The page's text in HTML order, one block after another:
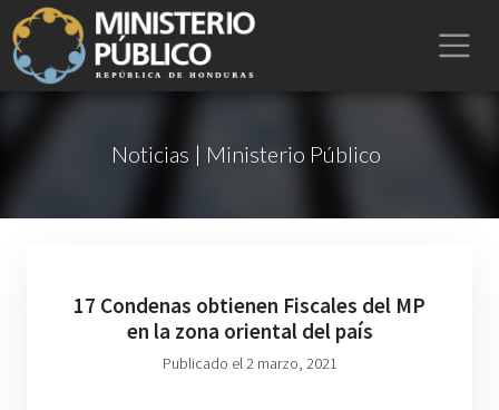
Noticias | Ministerio Público
17 Condenas obtienen Fiscales del MP
en la zona oriental del país
Publicado el 2 marzo, 2021